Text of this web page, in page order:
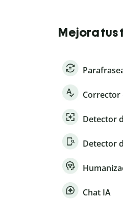
Mejora tus
Detector
Detector
Chat IA